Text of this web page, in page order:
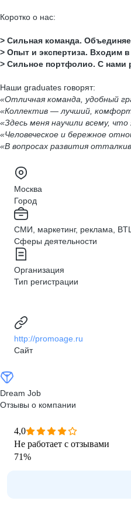
Коротко о нас:
> Сильная команда.
> Опыт и экспертиза. Входим
> Сильное портфолио. С нами
Наши graduates говорят:
«Отличная команда, удобный
«Коллектив — лучший,
«Здесь меня научили всему,
«Человеческое и бережное
«В вопросах развития
Москва
Город
СМИ, маркетинг, реклама,
Сферы деятельности
Организация
Тип регистрации
http://promoage.ru
Сайт
Dream Job
Отзывы о компании
4,0
Не работает с отзывами
71%